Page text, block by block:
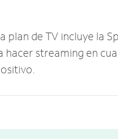
plan de TV incluye la
hacer streaming en